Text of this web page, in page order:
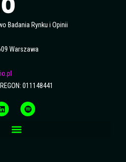
Badania Rynku i Opinii
Warszawa
011148441
i
n
k
p
o
t